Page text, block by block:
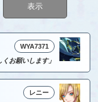
表示
WYA7371
くお願いします」
レニー